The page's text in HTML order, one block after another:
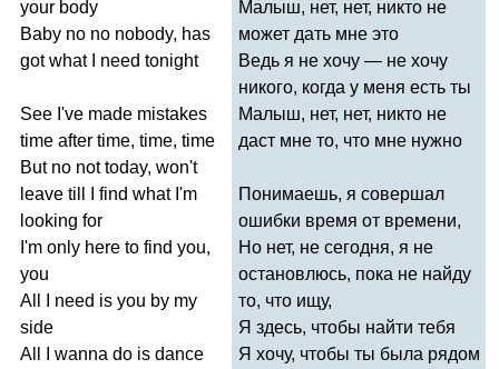
your body
Baby no no nobody, has
got what need tonight
See I've made mistakes
time after time, time, time
But no not today, won't
leave till find what I'm
looking for
I'm only here to find you,
you
All
need is you by my
side
All
wanna do is dance
Малыш, нет, нет, никто не
может дать мне это
Ведь я не хочу — не хочу
никого, когда у меня есть ты
Малыш, нет, нет, никто не
даст мне то, что мне нужно
Понимаешь, я совершал
ошибки время от времени,
Но нет, не сегодня, я не
остановлюсь, пока не найду
то, что ищу,
Я здесь, чтобы найти тебя
Я хочу, чтобы ты была рядом